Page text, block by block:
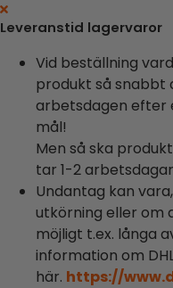
Leveranstid lagervaror
Vid beställning
produkt så snabbt
arbetsdagen efter
mål!
Men så ska
tar 1-2
Undantag kan
utkörning eller om
möjligt t.ex. långa
information om
här. https://